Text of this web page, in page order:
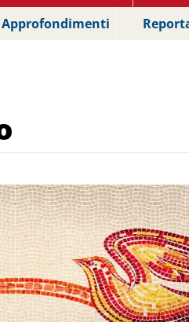
Approfondimenti